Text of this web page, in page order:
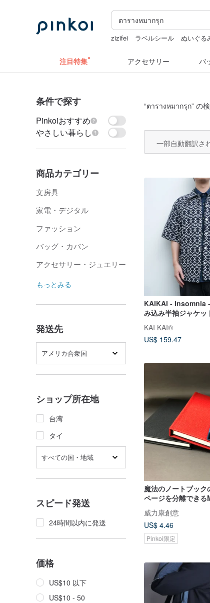
zizifei ラベルシール ぬいぐる
注目特集 アクセサリー バ
条件で探す
Pinkoiおすすめ
やさしい暮らし
商品カテゴリー
文房具
家電・デジタル
ファッション
バッグ・カバン
アクセサリー・ジュエリー
もっとみる
発送先
アメリカ合衆国
ショップ所在地
台湾
タイ
すべての国・地域
スピード発送
24時間以内に発送
価格
US$10 以下
US$10 - 50
“ตารางหมากรุก” の
一部自動翻訳さ
KAIKAI - Insomnia
み込み半袖ジャケッ
KAI KAI®
US$ 159.47
魔法のノートブック
ページを分離でき
威力康創意
US$ 4.46
Pinkoi限定